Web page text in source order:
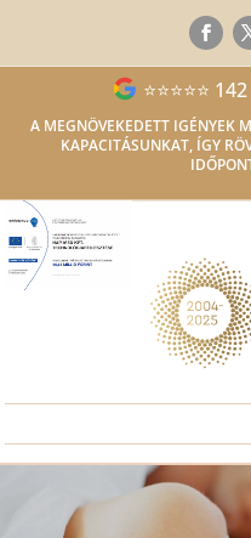
⭐⭐⭐⭐⭐
A MEGNÖVEKEDETT IGÉNYEK
KAPACITÁSUNKAT, ÍGY